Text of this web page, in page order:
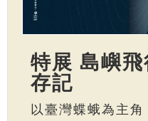
特展 島嶼
存記
以臺灣蝶蛾為主